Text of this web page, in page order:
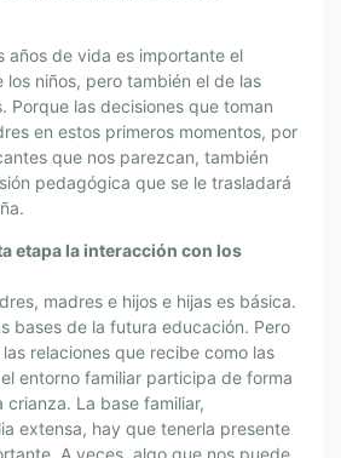
años de vida es importante el
los niños, pero también el de las
Porque las decisiones que toman
en estos primeros momentos, por
que nos parezcan, también
pedagógica que se le trasladará
etapa la interacción con los
madres e hijos e hijas es básica.
bases de la futura educación. Pero
relaciones que recibe como las
entorno familiar participa de forma
La base familiar,
extensa, hay que tenerla presente
A veces, algo que nos puede